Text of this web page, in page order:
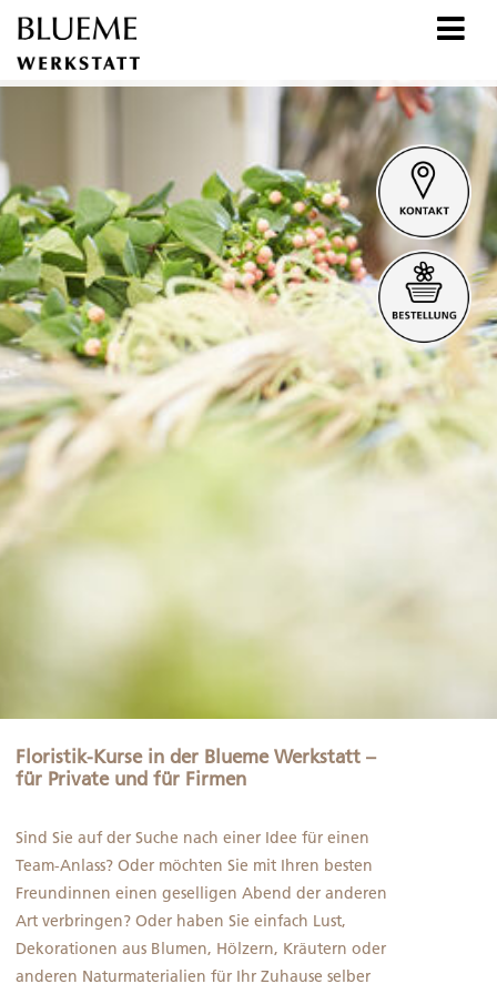
Floristik-Kurse in der Blueme Werkstatt –
für Private und für Firmen
Sind Sie auf der Suche nach einer Idee für einen
Team-Anlass? Oder möchten Sie mit Ihren besten
Freundinnen einen geselligen Abend der anderen
Art verbringen? Oder haben Sie einfach Lust,
Dekorationen aus Blumen, Hölzern, Kräutern oder
anderen Naturmaterialien für Ihr Zuhause selber